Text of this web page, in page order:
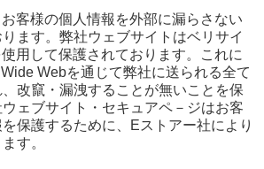
客様の個人情報を外部に漏らさない
ます。弊社ウェブサイトはベリサイ
用して保護されております。これに
Webを通じて弊社に送られる全て
改竄・漏洩することが無いことを保
ェブサイト・セキュアペ－ジはお客
保護するために、Eストアー社により
す。